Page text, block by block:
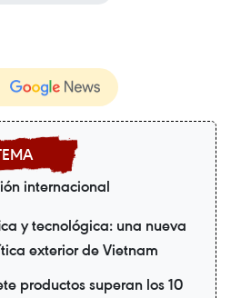
internacional
y tecnológica: una nueva
exterior de Vietnam
productos superan los 10